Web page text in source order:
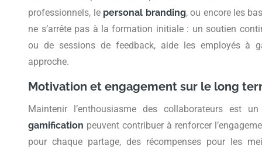
professionnels, le personal branding, ou encore les
ne s’arrête pas à la formation initiale : un soutien
ou de sessions de feedback, aide les employés à
approche.
Motivation et engagement sur le long
Maintenir l’enthousiasme des collaborateurs est
gamification peuvent contribuer à renforcer
pour chaque partage, des récompenses pour les